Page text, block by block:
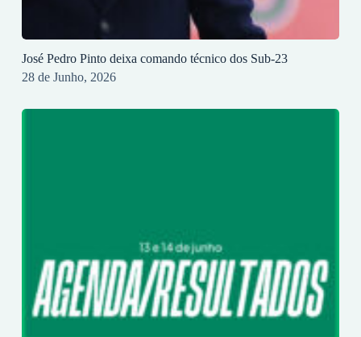
José Pedro Pinto deixa comando técnico dos Sub-23
28 de Junho, 2026